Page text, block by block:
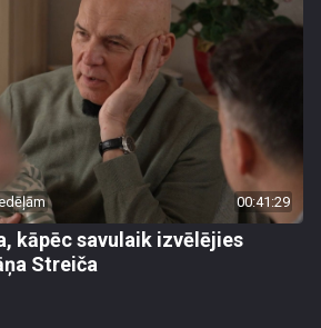
00:41:29
kāpēc savulaik izvēlējies
Streiča